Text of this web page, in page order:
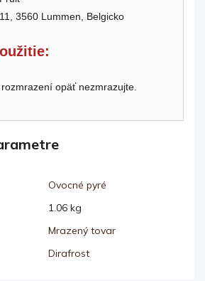
3560 Lummen, Belgicko
opäť nezmrazujte.
Ovocné pyré
1.06 kg
Mrazený tovar
Dirafrost